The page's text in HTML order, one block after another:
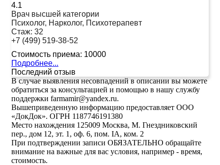
4.1
Врач высшей категории
Психолог, Нарколог, Психотерапевт
Стаж: 32
+7 (499) 519-38-52
Стоимость приема: 10000
Подробнее...
Последний отзыв
В случае выявления несовпадений в описании вы можете
обратиться за консультацией и помощью в нашу службу
поддержки farmamir@yandex.ru.
Вышеприведенную информацию предоставляет ООО
«ДокДок». ОГРН 1187746191380
Место нахождения 125009 Москва, М. Гнездниковский
пер., дом 12, эт. 1, оф. 6, пом. IA, ком. 2
При подтверждении записи ОБЯЗАТЕЛЬНО обращайте
внимание на важные для вас условия, например - время,
стоимость.